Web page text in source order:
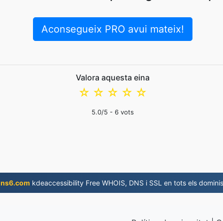
Aconsegueix PRO avui mateix!
Valora aquesta eina
☆
☆
☆
☆
☆
5.0/5 - 6 vots
ns6.com kdeaccessibility Free WHOIS, DNS i SSL en tots els